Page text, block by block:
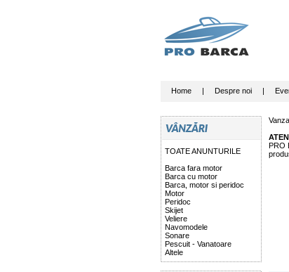
Home| Despre noi|
TOATE ANUNTURILE
Barca fara motor
Barca cu motor
Barca, motor si peridoc
Motor
Peridoc
Skijet
Veliere
Navomodele
Sonare
Pescuit - Vanatoare
Altele
PRO